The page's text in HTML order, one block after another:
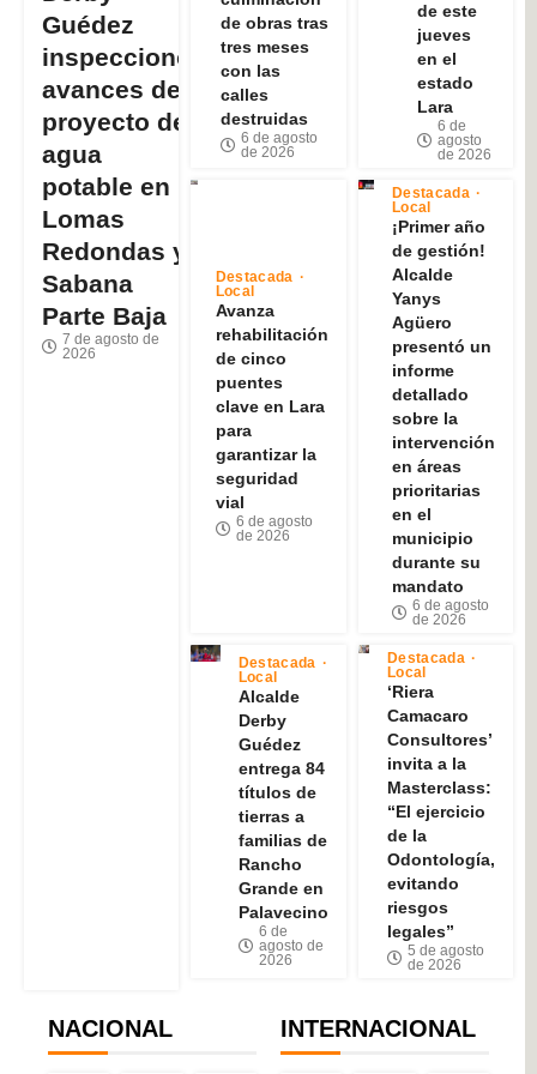
Guédez
inspeccionó
avances del
proyecto de
agua
potable en
Lomas
Redondas y
Sabana
Parte Baja
7 de agosto de
2026
de obras tras
tres meses
con las
calles
destruidas
6 de agosto
de 2026
de este
jueves
en el
estado
Lara
6 de
agosto
de 2026
Destacada
Local
Avanza
rehabilitación
de cinco
puentes
clave en Lara
para
garantizar la
seguridad
vial
6 de agosto
de 2026
Destacada
Local
¡Primer año
de gestión!
Alcalde
Yanys
Agüero
presentó un
informe
detallado
sobre la
intervención
en áreas
prioritarias
en el
municipio
durante su
mandato
6 de agosto
de 2026
Destacada
Local
Alcalde
Derby
Guédez
entrega 84
títulos de
tierras a
familias de
Rancho
Grande en
Palavecino
6 de
agosto de
2026
Destacada
Local
‘Riera
Camacaro
Consultores’
invita a la
Masterclass:
“El ejercicio
de la
Odontología,
evitando
riesgos
legales”
5 de agosto
de 2026
NACIONAL INTERNACIONAL